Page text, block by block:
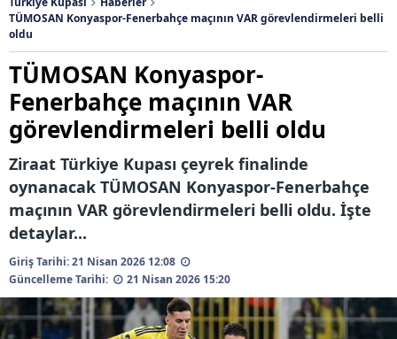
TÜMOSAN Konyaspor-Fenerbahçe maçının VAR görevlendirmeleri belli
oldu
TÜMOSAN Konyaspor-
Fenerbahçe maçının VAR
görevlendirmeleri belli oldu
Ziraat Türkiye Kupası çeyrek finalinde
oynanacak TÜMOSAN Konyaspor-Fenerbahçe
maçının VAR görevlendirmeleri belli oldu. İşte
detaylar...
Giriş Tarihi: 21 Nisan 2026 12:08
Güncelleme Tarihi:
21 Nisan 2026 15:20